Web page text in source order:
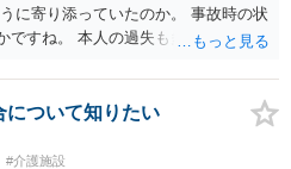
に寄り添っていたのか。 事故時の状
ですね。 本人の過失も多分に影響す
について知りたい
#介護施設